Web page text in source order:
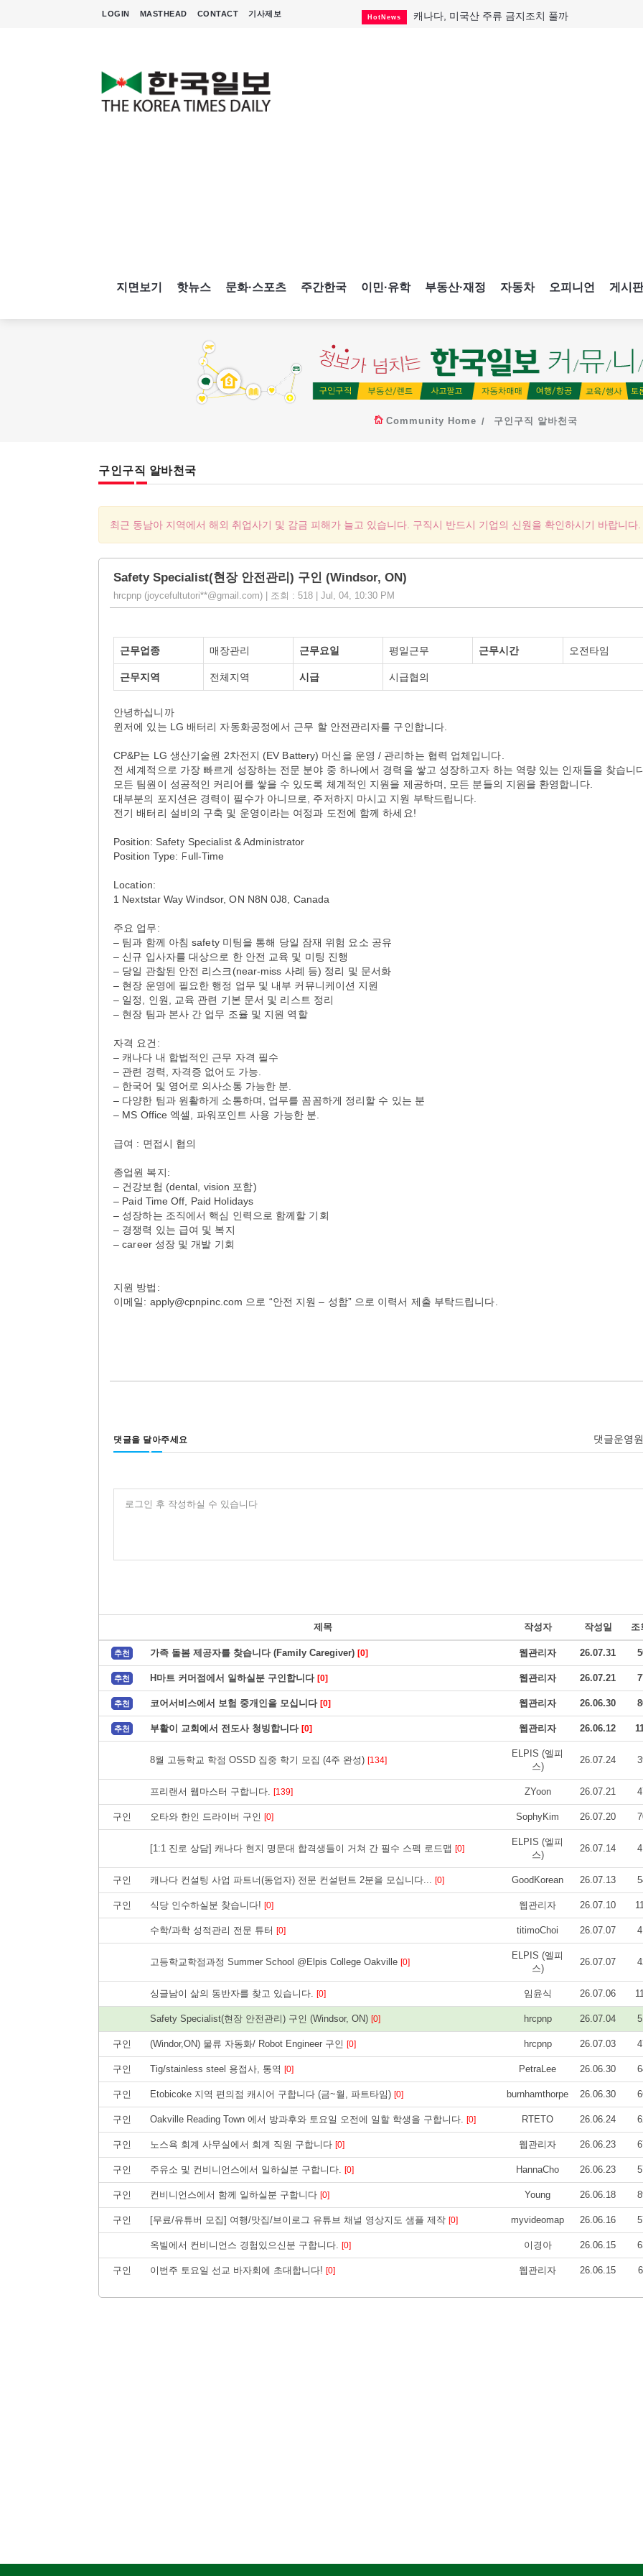
LOGIN MASTHEAD CONTACT 기사제보 HotNews 캐나다, 미국산 주류 금지조치 풀까
지면보기 핫뉴스 문화·스포츠 주간한국 이민·유학 부동산·재정 자동차 오피니언 게시판
Community Home 구인구직 알바천국
구인구직 알바천국
최근 동남아 지역에서 해외 취업사기 및 감금 피해가 늘고 있습니다. 구직시 반드시 기업의 신원을 확인하시기 바랍니다.
Safety Specialist(현장 안전관리) 구인 (Windsor, ON)
hrcpnp (joycefultutori**@gmail.com) | 조회 : 518 | Jul, 04, 10:30 PM
근무업종 매장관리 근무요일 평일근무 근무시간 오전타임
근무지역 전체지역 시급 시급협의
안녕하십니까
윈저에 있는 LG 배터리 자동화공정에서 근무 할 안전관리자를 구인합니다.
CP&P는 LG 생산기술원 2차전지 (EV Battery) 머신을 운영 / 관리하는 협력 업체입니다.
전 세계적으로 가장 빠르게 성장하는 전문 분야 중 하나에서 경력을 쌓고 성장하고자 하는 역량 있는 인재들을 찾습니
모든 팀원이 성공적인 커리어를 쌓을 수 있도록 체계적인 지원을 제공하며, 모든 분들의 지원을 환영합니다.
대부분의 포지션은 경력이 필수가 아니므로, 주저하지 마시고 지원 부탁드립니다.
전기 배터리 설비의 구축 및 운영이라는 여정과 도전에 함께 하세요!
Position: Safety Specialist & Administrator
Position Type: Full-Time
Location:
1 Nextstar Way Windsor, ON N8N 0J8, Canada
주요 업무:
– 팀과 함께 아침 safety 미팅을 통해 당일 잠재 위험 요소 공유
– 신규 입사자를 대상으로 한 안전 교육 및 미팅 진행
– 당일 관찰된 안전 리스크(near-miss 사례 등) 정리 및 문서화
– 현장 운영에 필요한 행정 업무 및 내부 커뮤니케이션 지원
– 일정, 인원, 교육 관련 기본 문서 및 리스트 정리
– 현장 팀과 본사 간 업무 조율 및 지원 역할
자격 요건:
– 캐나다 내 합법적인 근무 자격 필수
– 관련 경력, 자격증 없어도 가능.
– 한국어 및 영어로 의사소통 가능한 분.
– 다양한 팀과 원활하게 소통하며, 업무를 꼼꼼하게 정리할 수 있는 분
– MS Office 엑셀, 파워포인트 사용 가능한 분.
급여 : 면접시 협의
종업원 복지:
– 건강보험 (dental, vision 포함)
– Paid Time Off, Paid Holidays
– 성장하는 조직에서 핵심 인력으로 함께할 기회
– 경쟁력 있는 급여 및 복지
– career 성장 및 개발 기회
지원 방법:
이메일: apply@cpnpinc.com 으로 “안전 지원 – 성함” 으로 이력서 제출 부탁드립니다.
댓글을 달아주세요 댓글운영
로그인 후 작성하실 수 있습니다
제목 작성자 작성일 조
추천 가족 돌봄 제공자를 찾습니다 (Family Caregiver) [0] 웹관리자 26.07.31
추천 H마트 커머점에서 일하실분 구인합니다 [0] 웹관리자 26.07.21
추천 코어서비스에서 보험 중개인을 모십니다 [0] 웹관리자 26.06.30
추천 부활이 교회에서 전도사 청빙합니다 [0] 웹관리자 26.06.12
8월 고등학교 학점 OSSD 집중 학기 모집 (4주 완성) [134]
ELPIS (엘피
스)
26.07.24
프리랜서 웹마스터 구합니다. [139] ZYoon 26.07.21
구인 오타와 한인 드라이버 구인 [0] SophyKim 26.07.20
[1:1 진로 상담] 캐나다 현지 명문대 합격생들이 거쳐 간 필수 스펙 로드맵 [0]
ELPIS (엘피
스)
26.07.14
구인 캐나다 컨설팅 사업 파트너(동업자) 전문 컨설턴트 2분을 모십니다... [0] GoodKorean 26.07.13
구인 식당 인수하실분 찾습니다! [0] 웹관리자 26.07.10
수학/과학 성적관리 전문 튜터 [0] titimoChoi 26.07.07
고등학교학점과정 Summer School @Elpis College Oakville [0]
ELPIS (엘피
스)
26.07.07
싱글남이 삶의 동반자를 찾고 있습니다. [0] 임윤식 26.07.06
Safety Specialist(현장 안전관리) 구인 (Windsor, ON) [0] hrcpnp 26.07.04
구인 (Windor,ON) 물류 자동화/ Robot Engineer 구인 [0] hrcpnp 26.07.03
구인 Tig/stainless steel 용접사, 통역 [0] PetraLee 26.06.30
구인 Etobicoke 지역 편의점 캐시어 구합니다 (금~월, 파트타임) [0] burnhamthorpe 26.06.30
구인 Oakville Reading Town 에서 방과후와 토요일 오전에 일할 학생을 구합니다. [0] RTETO 26.06.24
구인 노스욕 회계 사무실에서 회계 직원 구합니다 [0] 웹관리자 26.06.23
구인 주유소 및 컨비니언스에서 일하실분 구합니다. [0] HannaCho 26.06.23
구인 컨비니언스에서 함께 일하실분 구합니다 [0] Young 26.06.18
구인 [무료/유튜버 모집] 여행/맛집/브이로그 유튜브 채널 영상지도 샘플 제작 [0] myvideomap 26.06.16
옥빌에서 컨비니언스 경험있으신분 구합니다. [0] 이경아 26.06.15
구인 이번주 토요일 선교 바자회에 초대합니다! [0] 웹관리자 26.06.15